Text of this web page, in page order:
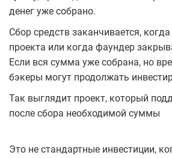
денег уже собрано.
Сбор средств заканчивается,
проекта или когда фаундер
Если вся сумма уже собрана, но
бэкеры могут продолжать
Так выглядит проект, который
после сбора необходимой суммы
Это не стандартные инвестиции,